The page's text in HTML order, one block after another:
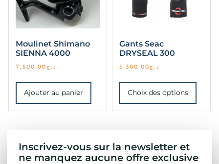
Moulinet Shimano
SIENNA 4000
د.ج 7,500.00
Ajouter au panier
Gants Seac
DRYSEAL 300
د.ج 5,300.00
Choix des options
Inscrivez-vous sur la newsletter et
ne manquez aucune offre exclusive